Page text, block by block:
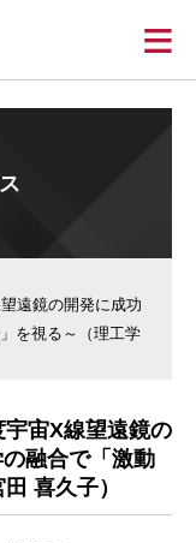
≡
遠鏡の開発に成功
を視る～（理工学
宙X線望遠鏡の
融合で「激動
喜久子）